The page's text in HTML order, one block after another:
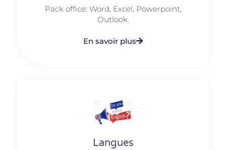
Pack office: Word, Excel, Powerpoint,
Outlook.​
En savoir plus
Langues